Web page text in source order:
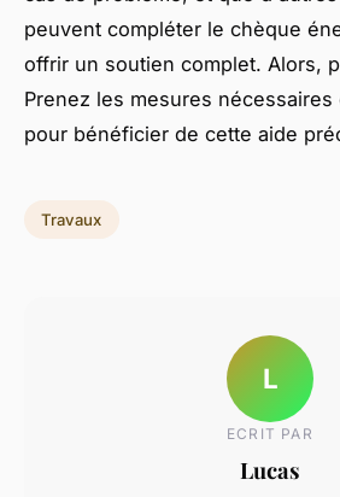
peuvent compléter le chèque
offrir un soutien complet. Alors,
Prenez les mesures
pour bénéficier de cette aide
Travaux
L
ECRIT PAR
Lucas